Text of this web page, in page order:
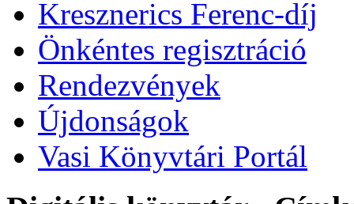
Kresznerics Ferenc-díj
Önkéntes regisztráció
Rendezvények
Újdonságok
Vasi Könyvtári Portál